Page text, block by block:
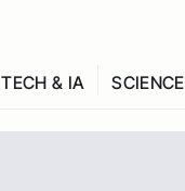
TECH & IA SCIENCE